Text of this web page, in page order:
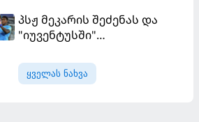
გამარჯვებით დაიწყო
პსჟ მეკარის შეძენას და
"იუვენტუსში"
ყველას ნახვა